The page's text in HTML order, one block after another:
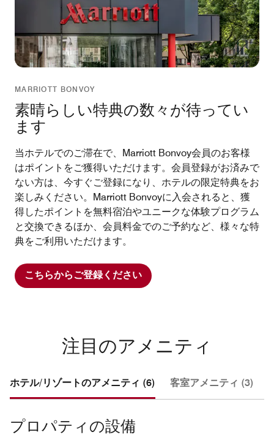
MARRIOTT BONVOY
素晴らしい特典の数々が待ってい
ます
当ホテルでのご滞在で、Marriott Bonvoy会員のお客様
はポイントをご獲得いただけます。会員登録がお済みで
ない方は、今すぐご登録になり、ホテルの限定特典をお
楽しみください。Marriott Bonvoyに入会されると、獲
得したポイントを無料宿泊やユニークな体験プログラム
と交換できるほか、会員料金でのご予約など、様々な特
典をご利用いただけます。
こちらからご登録ください
注目のアメニティ
ホテル/リゾートのアメニティ (6) 客室アメニティ (3)
プロパティの設備